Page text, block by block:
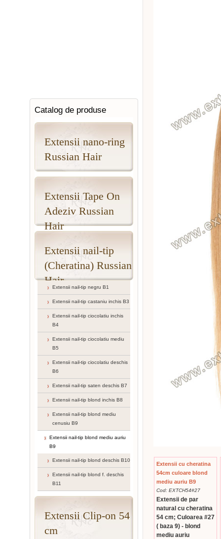
Catalog de produse
Extensii nano-ring
Russian Hair
Extensii Tape On
Adeziv Russian
Hair
Extensii nail-tip
(Cheratina) Russian
Hair
Extensii nail-tip negru B1
Extensii nail-tip castaniu inchis B3
Extensii nail-tip ciocolatiu inchis
B4
Extensii nail-tip ciocolatiu mediu
B5
Extensii nail-tip ciocolatiu deschis
B6
Extensii nail-tip saten deschis B7
Extensii nail-tip blond inchis B8
Extensii nail-tip blond mediu
cenusiu B9
Extensii nail-tip blond mediu auriu
B9
Extensii nail-tip blond deschis B10
Extensii nail-tip blond f. deschis
B11
Extensii Clip-on 54
cm
Extensii cu cheratina
54cm culoare blond
mediu auriu B9
Cod: EXTCH54#27
Extensii de par
natural cu cheratina
54 cm; Culoarea #27
( baza 9) - blond
mediu auriu